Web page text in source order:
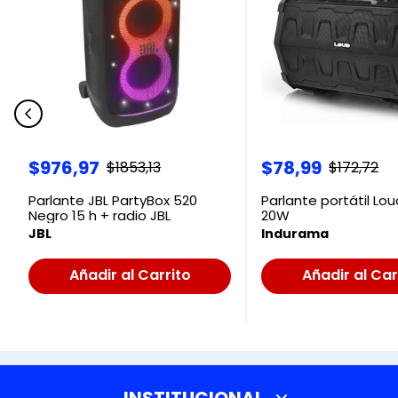
$976,97 $1853,13
Parlante JBL PartyBox 520
Negro 15 h + radio JBL
JBL
Añadir al Carrito
$78,99 $172,72
Parlante portátil
20W
Indurama
Añadir al